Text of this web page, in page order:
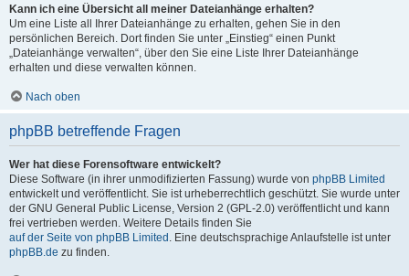
Kann ich eine Übersicht all meiner Dateianhänge erhalten?
Um eine Liste all Ihrer Dateianhänge zu erhalten, gehen Sie in den
persönlichen Bereich. Dort finden Sie unter „Einstieg“ einen Punkt
„Dateianhänge verwalten“, über den Sie eine Liste Ihrer Dateianhänge
erhalten und diese verwalten können.
Nach oben
phpBB betreffende Fragen
Wer hat diese Forensoftware entwickelt?
Diese Software (in ihrer unmodifizierten Fassung) wurde von phpBB Limited
entwickelt und veröffentlicht. Sie ist urheberrechtlich geschützt. Sie wurde unter
der GNU General Public License, Version 2 (GPL-2.0) veröffentlicht und kann
frei vertrieben werden. Weitere Details finden Sie
auf der Seite von phpBB Limited . Eine deutschsprachige Anlaufstelle ist unter
phpBB.de zu finden.